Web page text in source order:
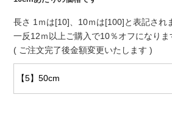
長さ 1ｍは[10]、10ｍは[100]と表記され
一反12ｍ以上ご購入で10％オフになりま
( ご注文完了後金額変更いたします )